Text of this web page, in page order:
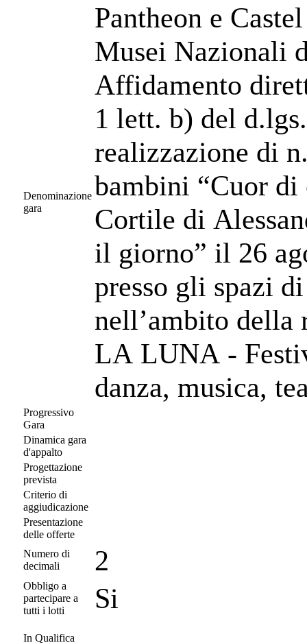
Denominazione
gara
Pantheon e
Musei Nazionali
Affidamento
1 lett. b) del
realizzazione di
bambini “Cuor
Cortile di
il giorno” il 26
presso gli spazi
nell’ambito della
LA LUNA -
danza, musica,
Progressivo
Gara
Dinamica gara
d'appalto
Progettazione
prevista
Criterio di
aggiudicazione
Presentazione
delle offerte
Numero di
decimali
2
Obbligo a
partecipare a
tutti i lotti
Si
In Qualifica